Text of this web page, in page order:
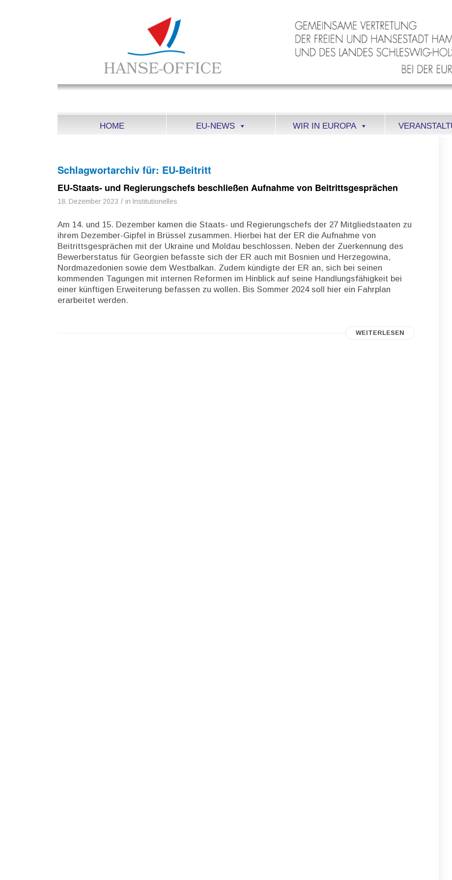
HOME EU-NEWS WIR IN EUROPA
Schlagwortarchiv für: EU-Beitritt
EU-Staats- und Regierungschefs beschließen Aufnahme von Beitrittsgesprächen
18. Dezember 2023 / in Institutionelles
Am 14. und 15. Dezember kamen die Staats- und Regierungschefs der 27 Mitgliedstaaten zu
ihrem Dezember-Gipfel in Brüssel zusammen. Hierbei hat der ER die Aufnahme von
Beitrittsgesprächen mit der Ukraine und Moldau beschlossen. Neben der Zuerkennung des
Bewerberstatus für Georgien befasste sich der ER auch mit Bosnien und Herzegowina,
Nordmazedonien sowie dem Westbalkan. Zudem kündigte der ER an, sich bei seinen
kommenden Tagungen mit internen Reformen im Hinblick auf seine Handlungsfähigkeit bei
einer künftigen Erweiterung befassen zu wollen. Bis Sommer 2024 soll hier ein Fahrplan
erarbeitet werden.
WEITERLESEN